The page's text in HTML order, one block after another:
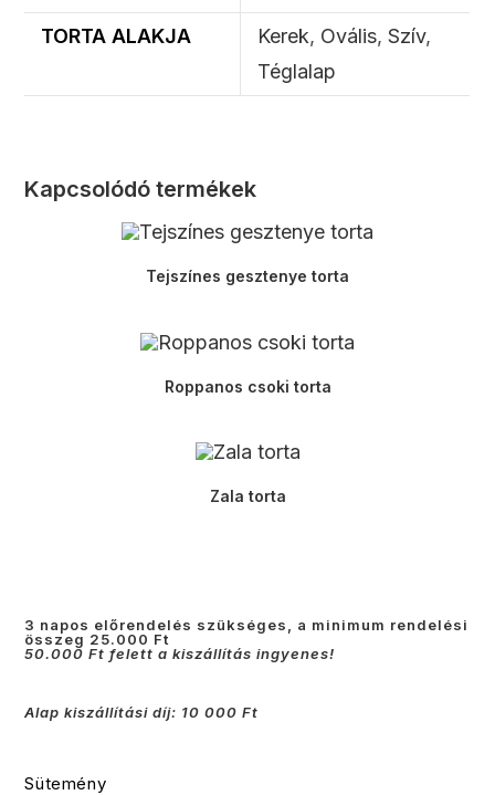
TORTA ALAKJA Kerek, Ovális,Szív,
Téglalap
Kapcsolódó termékek
Tejszínes gesztenye torta
Roppanos csoki torta
Zala torta
3 napos előrendelés szükséges, a minimum rendelési
összeg 25.000 Ft
50.000 Ft felett a kiszállítás ingyenes!
Alap kiszállítási díj: 10 000 Ft
Sütemény